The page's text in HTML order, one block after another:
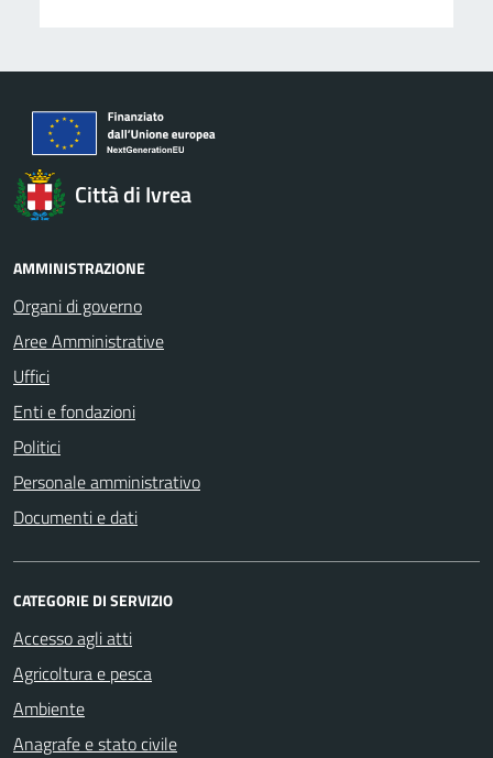
Città di Ivrea
AMMINISTRAZIONE
Organi di governo
Aree Amministrative
Uffici
Enti e fondazioni
Politici
Personale amministrativo
Documenti e dati
CATEGORIE DI SERVIZIO
Accesso agli atti
Agricoltura e pesca
Ambiente
Anagrafe e stato civile